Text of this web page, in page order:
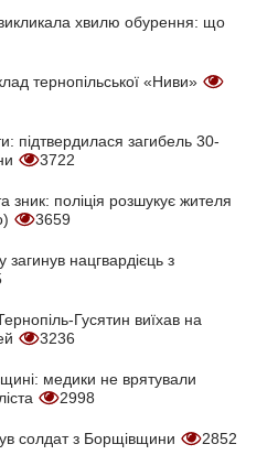
хвилю обурення: що
тернопільської «Ниви»
підтвердилася загибель 30-
3722
зник: поліція розшукує жителя
3659
нацгвардієць з
Гусятин виїхав на
3236
медики не врятували
2998
солдат з Борщівщини 2852